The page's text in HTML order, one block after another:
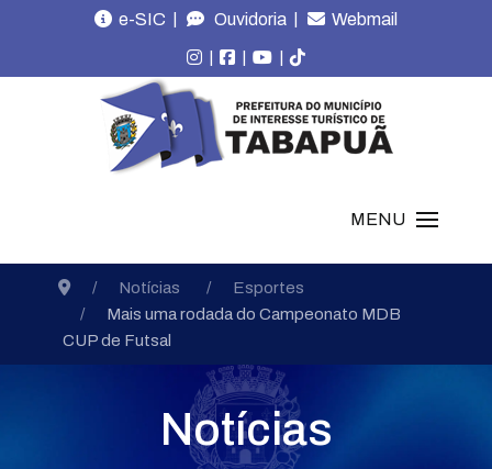
e-SIC | Ouvidoria | Webmail
| | |
MENU
Notícias
Esportes
Mais uma rodada do Campeonato MDB
CUP de Futsal
Notícias